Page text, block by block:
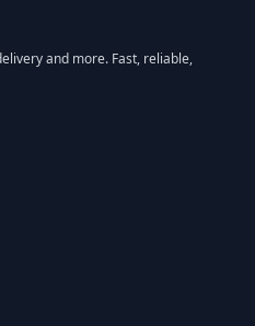
and more. Fast, reliable,